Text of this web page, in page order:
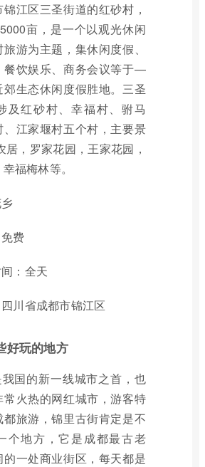
江区三圣街道的红砂村，
亩，是一个以观光休闲
游为主题，集休闲度假、
餐饮娱乐、商务会议等于—
生态休闲度假胜地。三圣
及红砂村、幸福村、驸马
、江家堰村五个村，主要景
居，罗家花园，王家花园，
福梅林等。
费
：全天
川省成都市锦江区
好玩的地方
国的新一线城市之首，也
常火热的网红城市，游客特
都旅游，锦里古街肯定是不
个地方，它是成都最古老
的一处商业街区，每天都是